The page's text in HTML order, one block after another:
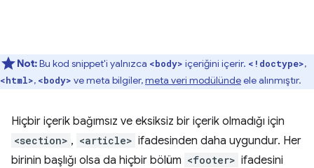
Not:Bu kod snippet'i yalnızca <body> içeriğini içerir. <!doctype>,
<html>, <body> ve meta bilgiler,meta veri modülündeele alınmıştır.
Hiçbir içerik bağımsız ve eksiksiz bir içerik olmadığı için
<section> , <article> ifadesinden daha uygundur. Her
birinin başlığı olsa da hiçbir bölüm <footer> ifadesini